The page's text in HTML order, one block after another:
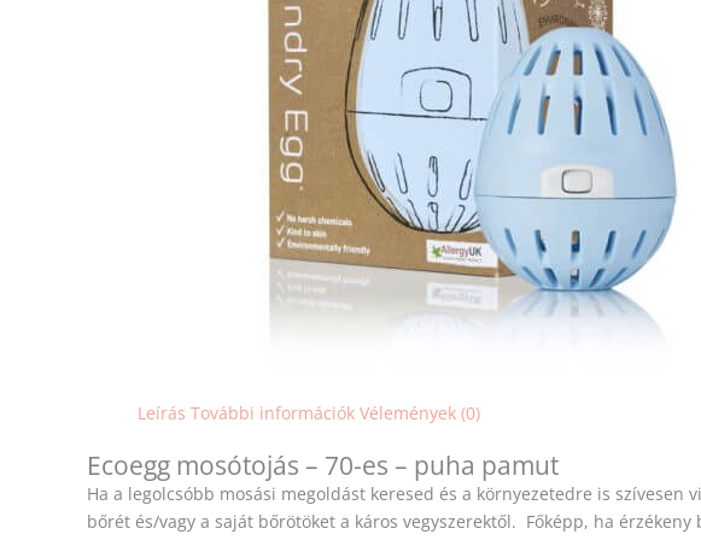
Leírás További információk Vélemények (0)
Ecoegg mosótojás – 70-es – puha pamut
Ha a legolcsóbb mosási megoldást keresed és a környezetedre is
bőrét és/vagy a saját bőrötöket a káros vegyszerektől. Főképp, ha